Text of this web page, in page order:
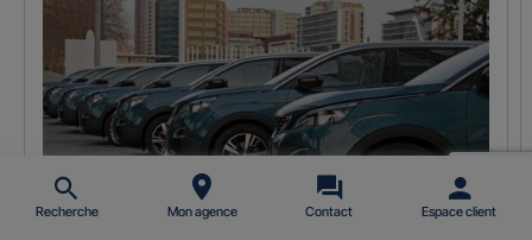
Recherche Mon agence Contact Espace client